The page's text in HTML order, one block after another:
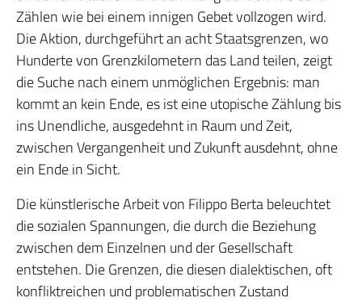
Zählen wie bei einem innigen Gebet vollzogen wird.
Die Aktion, durchgeführt an acht Staatsgrenzen, wo
Hunderte von Grenzkilometern das Land teilen, zeigt
die Suche nach einem unmöglichen Ergebnis: man
kommt an kein Ende, es ist eine utopische Zählung bis
ins Unendliche, ausgedehnt in Raum und Zeit,
zwischen Vergangenheit und Zukunft ausdehnt, ohne
ein Ende in Sicht.
Die künstlerische Arbeit von Filippo Berta beleuchtet
die sozialen Spannungen, die durch die Beziehung
zwischen dem Einzelnen und der Gesellschaft
entstehen. Die Grenzen, die diesen dialektischen, oft
konfliktreichen und problematischen Zustand